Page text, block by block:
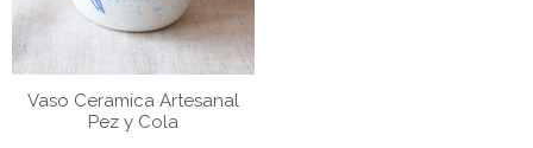
Vaso Ceramica Artesanal
Pez y Cola